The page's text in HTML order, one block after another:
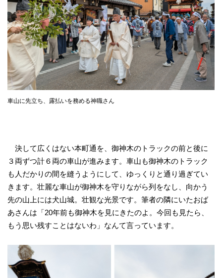
車山に先立ち、露払いを務める神職さん
決して広くはない本町通を、御神木のトラックの前と後に
３両ずつ計６両の車山が進みます。車山も御神木のトラック
も人だかりの間を縫うようにして、ゆっくりと通り過ぎてい
きます。壮麗な車山が御神木を守りながら列をなし、向かう
先の山上には犬山城。壮観な光景です。筆者の隣にいたおば
あさんは「20年前も御神木を見にきたのよ。今回も見たら、
もう思い残すことはないわ」なんて言っています。